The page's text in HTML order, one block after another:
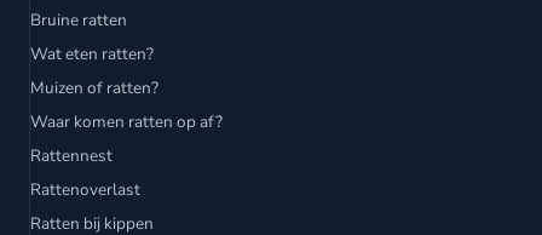
Bruine ratten
Wat eten ratten?
Muizen of ratten?
Waar komen ratten op af?
Rattennest
Rattenoverlast
Ratten bij kippen